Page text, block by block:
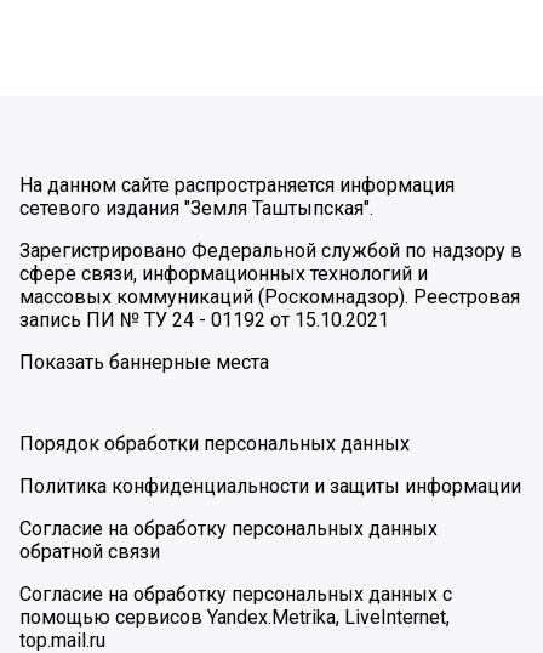
На данном сайте распространяется информация
сетевого издания "Земля Таштыпская".
Зарегистрировано Федеральной службой по надзору в
сфере связи, информационных технологий и
массовых коммуникаций (Роскомнадзор). Реестровая
запись ПИ № ТУ 24 - 01192 от 15.10.2021
Показать баннерные места
Порядок обработки персональных данных
Политика конфиденциальности и защиты информации
Согласие на обработку персональных данных
обратной связи
Согласие на обработку персональных данных с
помощью сервисов Yandex.Metrika, LiveInternet,
top.mail.ru